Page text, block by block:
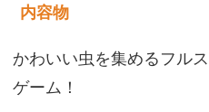
内容物
かわいい虫を集めるフル
ゲーム！